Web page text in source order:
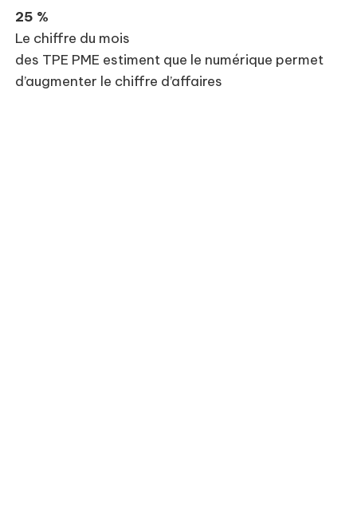
25 %
Le chiffre du mois
des TPE PME estiment que le numérique permet
d’augmenter le chiffre d’affaires